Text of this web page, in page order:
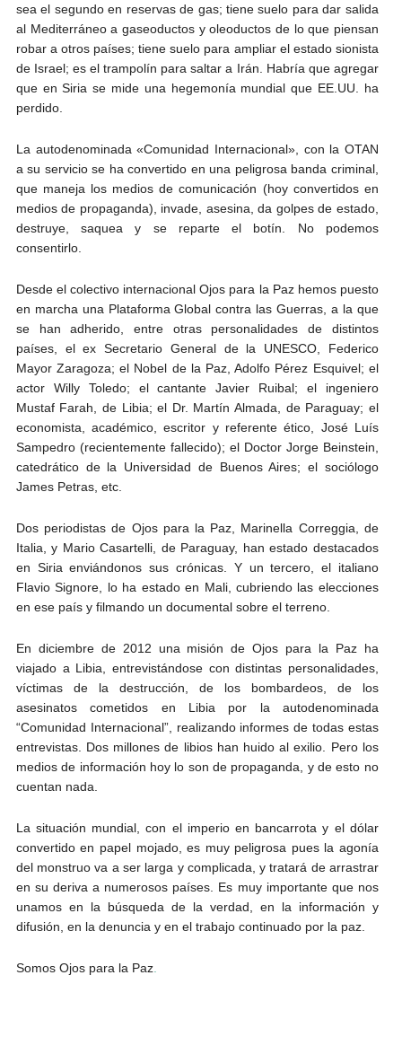
sea el segundo en reservas de gas; tiene suelo para dar salida
al Mediterráneo a gaseoductos y oleoductos de lo que piensan
robar a otros países; tiene suelo para ampliar el estado sionista
de Israel; es el trampolín para saltar a Irán. Habría que agregar
que en Siria se mide una hegemonía mundial que EE.UU. ha
perdido.
La autodenominada «Comunidad Internacional», con la OTAN
a su servicio se ha convertido en una peligrosa banda criminal,
que maneja los medios de comunicación (hoy convertidos en
medios de propaganda), invade, asesina, da golpes de estado,
destruye, saquea y se reparte el botín. No podemos
consentirlo.
Desde el colectivo internacional Ojos para la Paz hemos puesto
en marcha una Plataforma Global contra las Guerras, a la que
se han adherido, entre otras personalidades de distintos
países, el ex Secretario General de la UNESCO, Federico
Mayor Zaragoza; el Nobel de la Paz, Adolfo Pérez Esquivel; el
actor Willy Toledo; el cantante Javier Ruibal; el ingeniero
Mustaf Farah, de Libia; el Dr. Martín Almada, de Paraguay; el
economista, académico, escritor y referente ético, José Luís
Sampedro (recientemente fallecido); el Doctor Jorge Beinstein,
catedrático de la Universidad de Buenos Aires; el sociólogo
James Petras, etc.
Dos periodistas de Ojos para la Paz, Marinella Correggia, de
Italia, y Mario Casartelli, de Paraguay, han estado destacados
en Siria enviándonos sus crónicas. Y un tercero, el italiano
Flavio Signore, lo ha estado en Mali, cubriendo las elecciones
en ese país y filmando un documental sobre el terreno.
En diciembre de 2012 una misión de Ojos para la Paz ha
viajado a Libia, entrevistándose con distintas personalidades,
víctimas de la destrucción, de los bombardeos, de los
asesinatos cometidos en Libia por la autodenominada
“Comunidad Internacional”, realizando informes de todas estas
entrevistas. Dos millones de libios han huido al exilio. Pero los
medios de información hoy lo son de propaganda, y de esto no
cuentan nada.
La situación mundial, con el imperio en bancarrota y el dólar
convertido en papel mojado, es muy peligrosa pues la agonía
del monstruo va a ser larga y complicada, y tratará de arrastrar
en su deriva a numerosos países. Es muy importante que nos
unamos en la búsqueda de la verdad, en la información y
difusión, en la denuncia y en el trabajo continuado por la paz.
Somos Ojos para la Paz.